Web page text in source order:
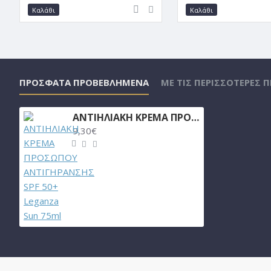
Καλάθι Καλάθι
ΠΡΌΣΦΑΤΑ ΠΡΟΒΕΒΛΗΜΈΝΑ ΜΕ ΤΙΣ ΠΕΡΙΣΣΌΤΕΡΕΣ
ΑΝΤΙΗΛΙΑΚΗ ΚΡΕΜΑ ΠΡΟΣΩΠΟΥ ΑΝΤΙΓΗΡΑΝΣΗΣ SPF 50+ Leganza Sun 75ml
9,30€